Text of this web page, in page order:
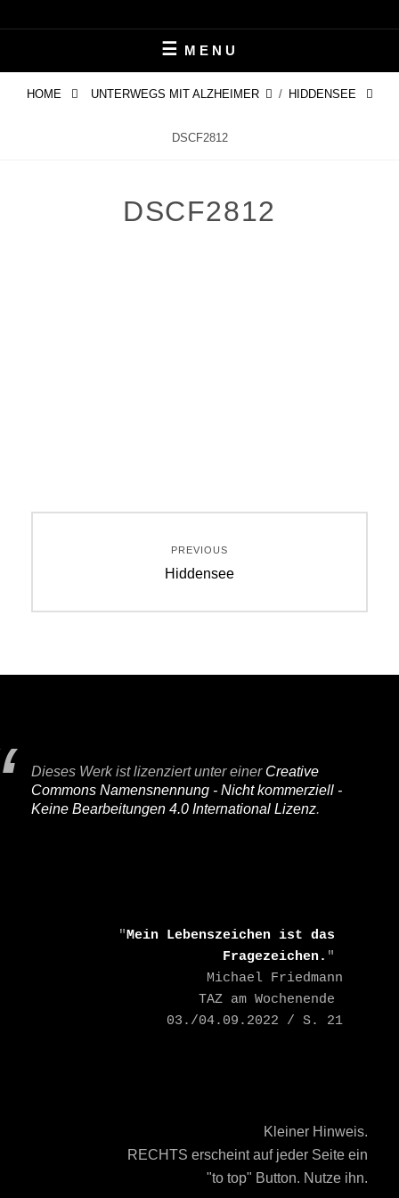
to
PERIFAIR
MENU
HOME UNTERWEGS MIT ALZHEIMER / HIDDENSEE
DSCF2812
DSCF2812
PREVIOUS
Previous
Hiddensee
Dieses Werk ist lizenziert unter einer Creative
Commons Namensnennung - Nicht kommerziell -
Keine Bearbeitungen 4.0 International Lizenz.
    "
Mein Lebenszeichen ist das
Fragezeichen. "
03./04.09.2022 / S. 21
Kleiner Hinweis.
RECHTS erscheint auf jeder Seite ein
"to top" Button. Nutze ihn.